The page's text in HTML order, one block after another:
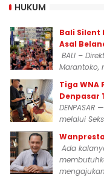
HUKUM
Bali Silent
Asal
BALI –
Marantoko,
Tiga WNA
Denpasar
DENPASAR
melalui
Ada